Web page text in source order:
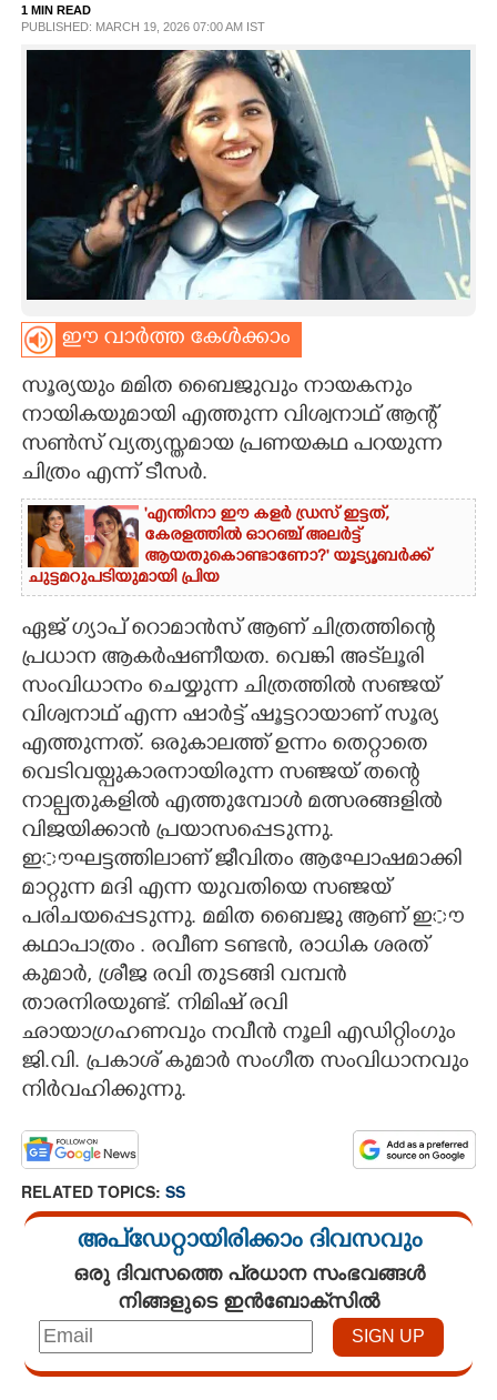
SPIRITUAL
ART
ASTRO
CARTOONS
LITERATURE
ZOOM
CONTACT US
1 MIN READ
PUBLISHED: MARCH 19, 2026 07:00 AM IST
ഈ വാർത്ത കേൾക്കാം
സൂര്യയും മമിത ബൈജുവും നായകനും
നായികയുമായി എത്തുന്ന വിശ്വനാഥ് ആന്റ്
സൺസ് വ്യത്യസ്തമായ പ്രണയകഥ പറയുന്ന
ചിത്രം എന്ന് ടീസർ.
'എന്തിനാ ഈ കളർ ഡ്രസ് ഇട്ടത്,
കേരളത്തിൽ ഓറഞ്ച് അല‌ർട്ട്
ആയതുകൊണ്ടാണോ?' യൂട്യൂബർക്ക്
ചുട്ടമറുപടിയുമായി പ്രിയ
ഏജ് ഗ്യാപ് റൊമാൻസ് ആണ് ചിത്രത്തിന്റെ
പ്രധാന ആകർഷണീയത. വെങ്കി അട്‌ലൂരി
സംവിധാനം ചെയ്യുന്ന ചിത്രത്തിൽ സഞ്ജയ്
വിശ്വനാഥ് എന്ന ഷാർട്ട് ഷൂട്ടറായാണ് സൂര്യ
എത്തുന്നത്. ഒരുകാലത്ത് ഉന്നം തെറ്റാതെ
വെടിവയ്പുകാരനായിരുന്ന സഞ്ജയ് തന്റെ
നാല്പതുകളിൽ എത്തുമ്പോൾ മത്സരങ്ങളിൽ
വിജയിക്കാൻ പ്രയാസപ്പെടുന്നു.
ഇൗഘട്ടത്തിലാണ് ജീവിതം ആഘോഷമാക്കി
മാറ്റുന്ന മദി എന്ന യുവതിയെ സഞ്ജയ്
പരിചയപ്പെടുന്നു. മമിത ബൈജു ആണ് ഇൗ
കഥാപാത്രം . രവീണ ടണ്ടൻ, രാധിക ശരത്
കുമാർ, ശ്രീജ രവി തുടങ്ങി വമ്പൻ
താരനിരയുണ്ട്. നിമിഷ് രവി
ഛായാഗ്രഹണവും നവീൻ നൂലി എഡിറ്റിംഗും
ജി.വി. പ്രകാശ് കുമാർ സംഗീത സംവിധാനവും
നിർവഹിക്കുന്നു.
RELATED TOPICS: SS
അപ്ഡേറ്റായിരിക്കാം ദിവസവും
ഒരു ദിവസത്തെ പ്രധാന സംഭവങ്ങൾ
നിങ്ങളുടെ ഇൻബോക്സിൽ